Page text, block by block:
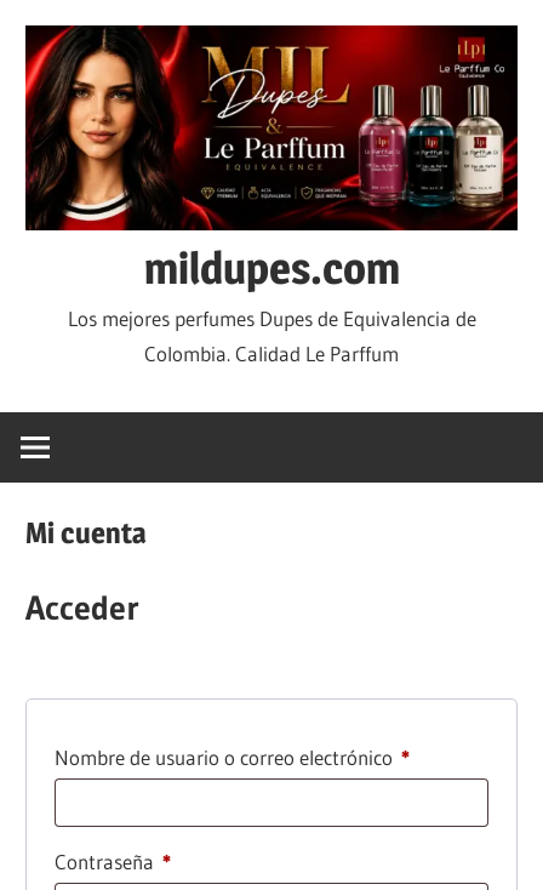
mildupes.com
Los mejores perfumes Dupes de Equivalencia de
Colombia. Calidad Le Parffum
Mi cuenta
Acceder
Nombre de usuario o correo electrónico*
Contraseña*